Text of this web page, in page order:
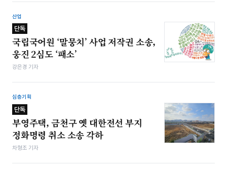
산업
단독
국립국어원 ‘말뭉치’ 사업 저작권 소송,
웅진 2심도 ‘패소’
강은경 기자
심층기획
단독
부영주택, 금천구 옛 대한전선 부지
정화명령 취소 소송 각하
차형조 기자